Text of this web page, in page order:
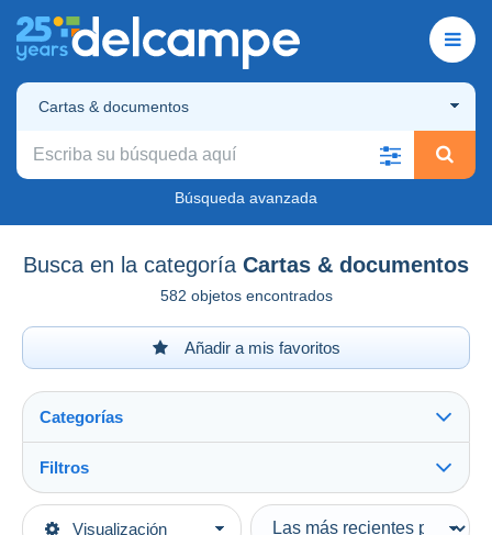
Cartas & documentos
Búsqueda avanzada
Busca en la categoría Cartas & documentos
582 objetos encontrados
Añadir a mis favoritos
Visualización
Categorías
Categorías principales
Filtros
Tipo de venta